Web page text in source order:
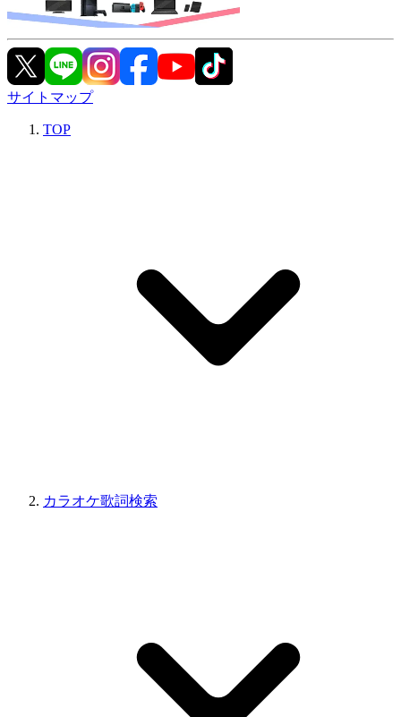
サイトマップ
TOP
カラオケ歌詞検索